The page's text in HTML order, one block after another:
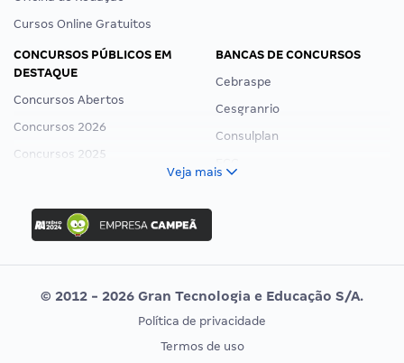
Cursos Online Gratuitos
CONCURSOS PÚBLICOS EM
DESTAQUE
Concursos Abertos
Concursos 2026
Concursos 2025
Concurso Ibama
Concurso MPU
Editais publicados
BANCAS DE CONCURSOS
Cebraspe
Cesgranrio
Consulplan
Vunesp
CONCURSOS POR PROFISSÃO
EXAME DE ORDEM
Veja mais
© 2012 - 2026 Gran Tecnologia e Educação S/A.
Política de privacidade
Termos de uso